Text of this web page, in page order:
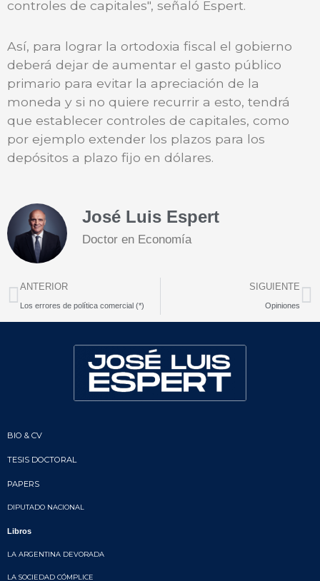
controles de capitales", señaló Espert.
Así, para lograr la ortodoxia fiscal el gobierno
deberá dejar de aumentar el gasto público
primario para evitar la apreciación de la
moneda y si no quiere recurrir a esto, tendrá
que establecer controles de capitales, como
por ejemplo extender los plazos para los
depósitos a plazo fijo en dólares.
José Luis Espert
Doctor en Economía
Prev
ANTERIOR
Los errores de política comercial (*)
SIGUIENTE
Opiniones
BIO & CV
TESIS DOCTORAL
PAPERS
DIPUTADO NACIONAL
Libros
LA ARGENTINA DEVORADA
LA SOCIEDAD CÓMPLICE